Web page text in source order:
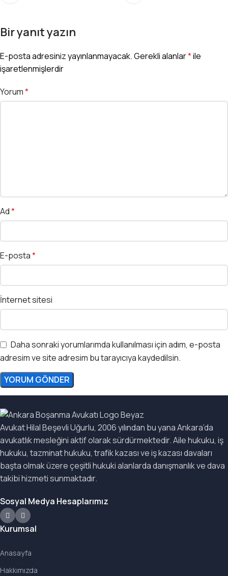
Bir yanıt yazın
E-posta adresiniz yayınlanmayacak.Gerekli alanlar*ile
işaretlenmişlerdir
Yorum*
Ad*
E-posta*
İnternet sitesi
Daha sonraki yorumlarımda kullanılması için adım, e-posta
adresim ve site adresim bu tarayıcıya kaydedilsin.
Avukat Hilal Beşevli Uğurlu, 2006 yılından bu yana Ankara’da
avukatlık mesleğini aktif olarak sürdürmektedir. Aile hukuku, iş
hukuku, tazminat hukuku, trafik kazası ve iş kazası davaları
başta olmak üzere çeşitli hukuki alanlarda danışmanlık ve dava
takibi hizmeti sunmaktadır.
Sosyal Medya Hesaplarımız
Kurumsal
Anasayfa
Hakkımızda